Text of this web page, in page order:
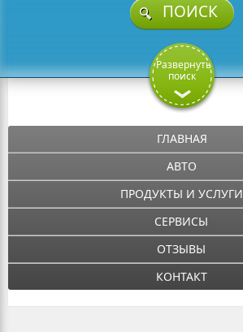
ПОИСК
Развернуть
поиск
ГЛАВНАЯ
АВТО
ПРОДУКТЫ И УСЛУГИ
СЕРВИСЫ
ОТЗЫВЫ
КОНТАКТ